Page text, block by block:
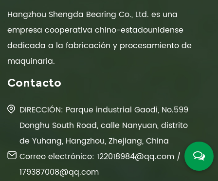
Hangzhou Shengda Bearing Co., Ltd. es una
empresa cooperativa chino-estadounidense
dedicada a la fabricación y procesamiento de
maquinaria.
Contacto
DIRECCIÓN: Parque industrial Gaodi, No.599
Donghu South Road, calle Nanyuan, distrito
de Yuhang, Hangzhou, Zhejiang, China
Correo electrónico: 122018984@qq.com /
179387008@qq.com